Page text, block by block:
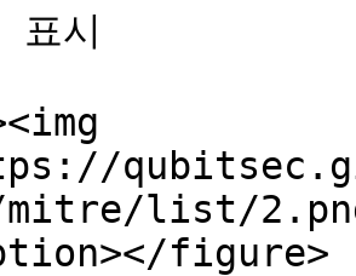
시
mitre/list/
figure>